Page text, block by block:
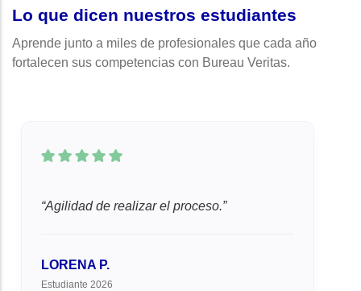
Lo que dicen nuestros estudiantes
Aprende junto a miles de profesionales que cada año
fortalecen sus competencias con Bureau Veritas.
Agilidad de realizar el proceso.
LORENA P.
Estudiante 2026